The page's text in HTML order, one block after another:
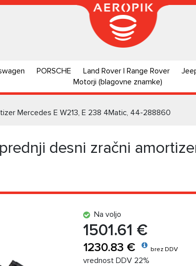
PORSCHE Land Rover | Range Rover
Motorji (blagovne znamke)
Mercedes E W213, E 238 4Matic, 44-288860
desni zračni
Na voljo
1501.61 €
1230.83 € brez DDV
vrednost DDV 22%